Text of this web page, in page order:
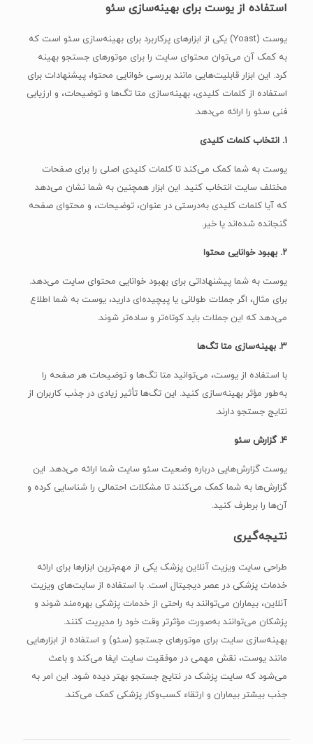
استفاده از یوست برای بهینه‌سازی سئو
یوست (Yoast) یکی از ابزارهای پرکاربرد برای بهینه‌سازی سئو است که
به کمک آن می‌توان محتوای سایت را برای موتورهای جستجو بهینه
کرد. این ابزار قابلیت‌هایی مانند بررسی خوانایی محتوا، پیشنهادات برای
استفاده از کلمات کلیدی، بهینه‌سازی متا تگ‌ها و توضیحات، و ارزیابی
فنی سئو را ارائه می‌دهد.
۱. انتخاب کلمات کلیدی
یوست به شما کمک می‌کند تا کلمات کلیدی اصلی را برای صفحات
مختلف سایت انتخاب کنید. این ابزار همچنین به شما نشان می‌دهد
که آیا کلمات کلیدی به‌درستی در عنوان، توضیحات، و محتوای صفحه
گنجانده شده‌اند یا خیر.
۲. بهبود خوانایی محتوا
یوست به شما پیشنهاداتی برای بهبود خوانایی محتوای سایت می‌دهد.
برای مثال، اگر جملات طولانی یا پیچیده‌ای دارید، یوست به شما اطلاع
می‌دهد که این جملات باید کوتاه‌تر و ساده‌تر شوند.
۳. بهینه‌سازی متا تگ‌ها
با استفاده از یوست، می‌توانید متا تگ‌ها و توضیحات هر صفحه را
به‌طور مؤثر بهینه‌سازی کنید. این تگ‌ها تأثیر زیادی در جذب کاربران از
نتایج جستجو دارند.
۴. گزارش سئو
یوست گزارش‌هایی درباره وضعیت سئو سایت شما ارائه می‌دهد. این
گزارش‌ها به شما کمک می‌کنند تا مشکلات احتمالی را شناسایی کرده و
آن‌ها را برطرف کنید.
نتیجه‌گیری
طراحی سایت ویزیت آنلاین پزشک یکی از مهم‌ترین ابزارها برای ارائه
خدمات پزشکی در عصر دیجیتال است. با استفاده از سایت‌های ویزیت
آنلاین، بیماران می‌توانند به راحتی از خدمات پزشکی بهره‌مند شوند و
پزشکان می‌توانند به‌صورت مؤثرتر وقت خود را مدیریت کنند.
بهینه‌سازی سایت برای موتورهای جستجو (سئو) و استفاده از ابزارهایی
مانند یوست، نقش مهمی در موفقیت سایت ایفا می‌کند و باعث
می‌شود که سایت پزشک در نتایج جستجو بهتر دیده شود. این امر به
جذب بیشتر بیماران و ارتقاء کسب‌وکار پزشکی کمک می‌کند.